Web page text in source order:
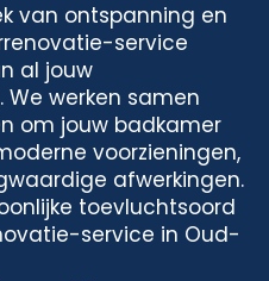
van ontspanning en
service
al jouw
werken samen
om jouw badkamer
voorzieningen,
afwerkingen.
toevluchtsoord
service in Oud-